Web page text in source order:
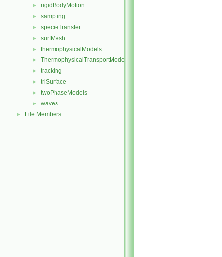
► rigidBodyMotion
► sampling
► specieTransfer
► surfMesh
► thermophysicalModels
► ThermophysicalTransportModels
► tracking
► triSurface
► twoPhaseModels
► waves
► File Members